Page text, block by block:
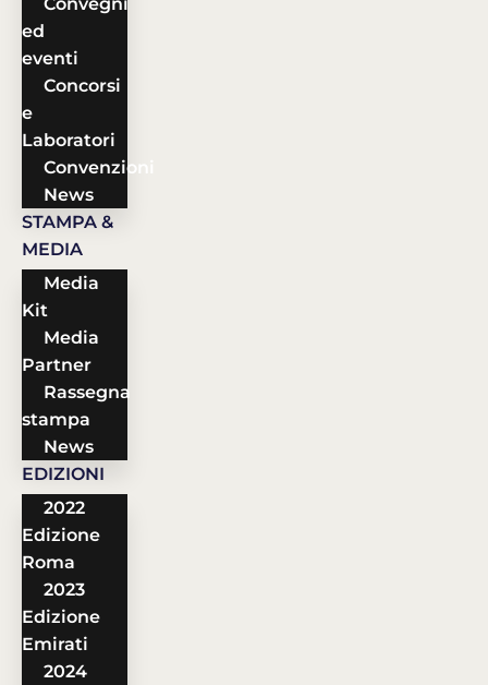
ed
eventi
Concorsi
e
Laboratori
Convenzioni
News
STAMPA &
MEDIA
Media
Kit
Media
Partner
Rassegna
stampa
News
EDIZIONI
2022
Edizione
Roma
2023
Edizione
Emirati
2024